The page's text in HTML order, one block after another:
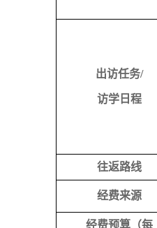
出访任务/
访学日程
往返路线
经费来源
经费预算（每